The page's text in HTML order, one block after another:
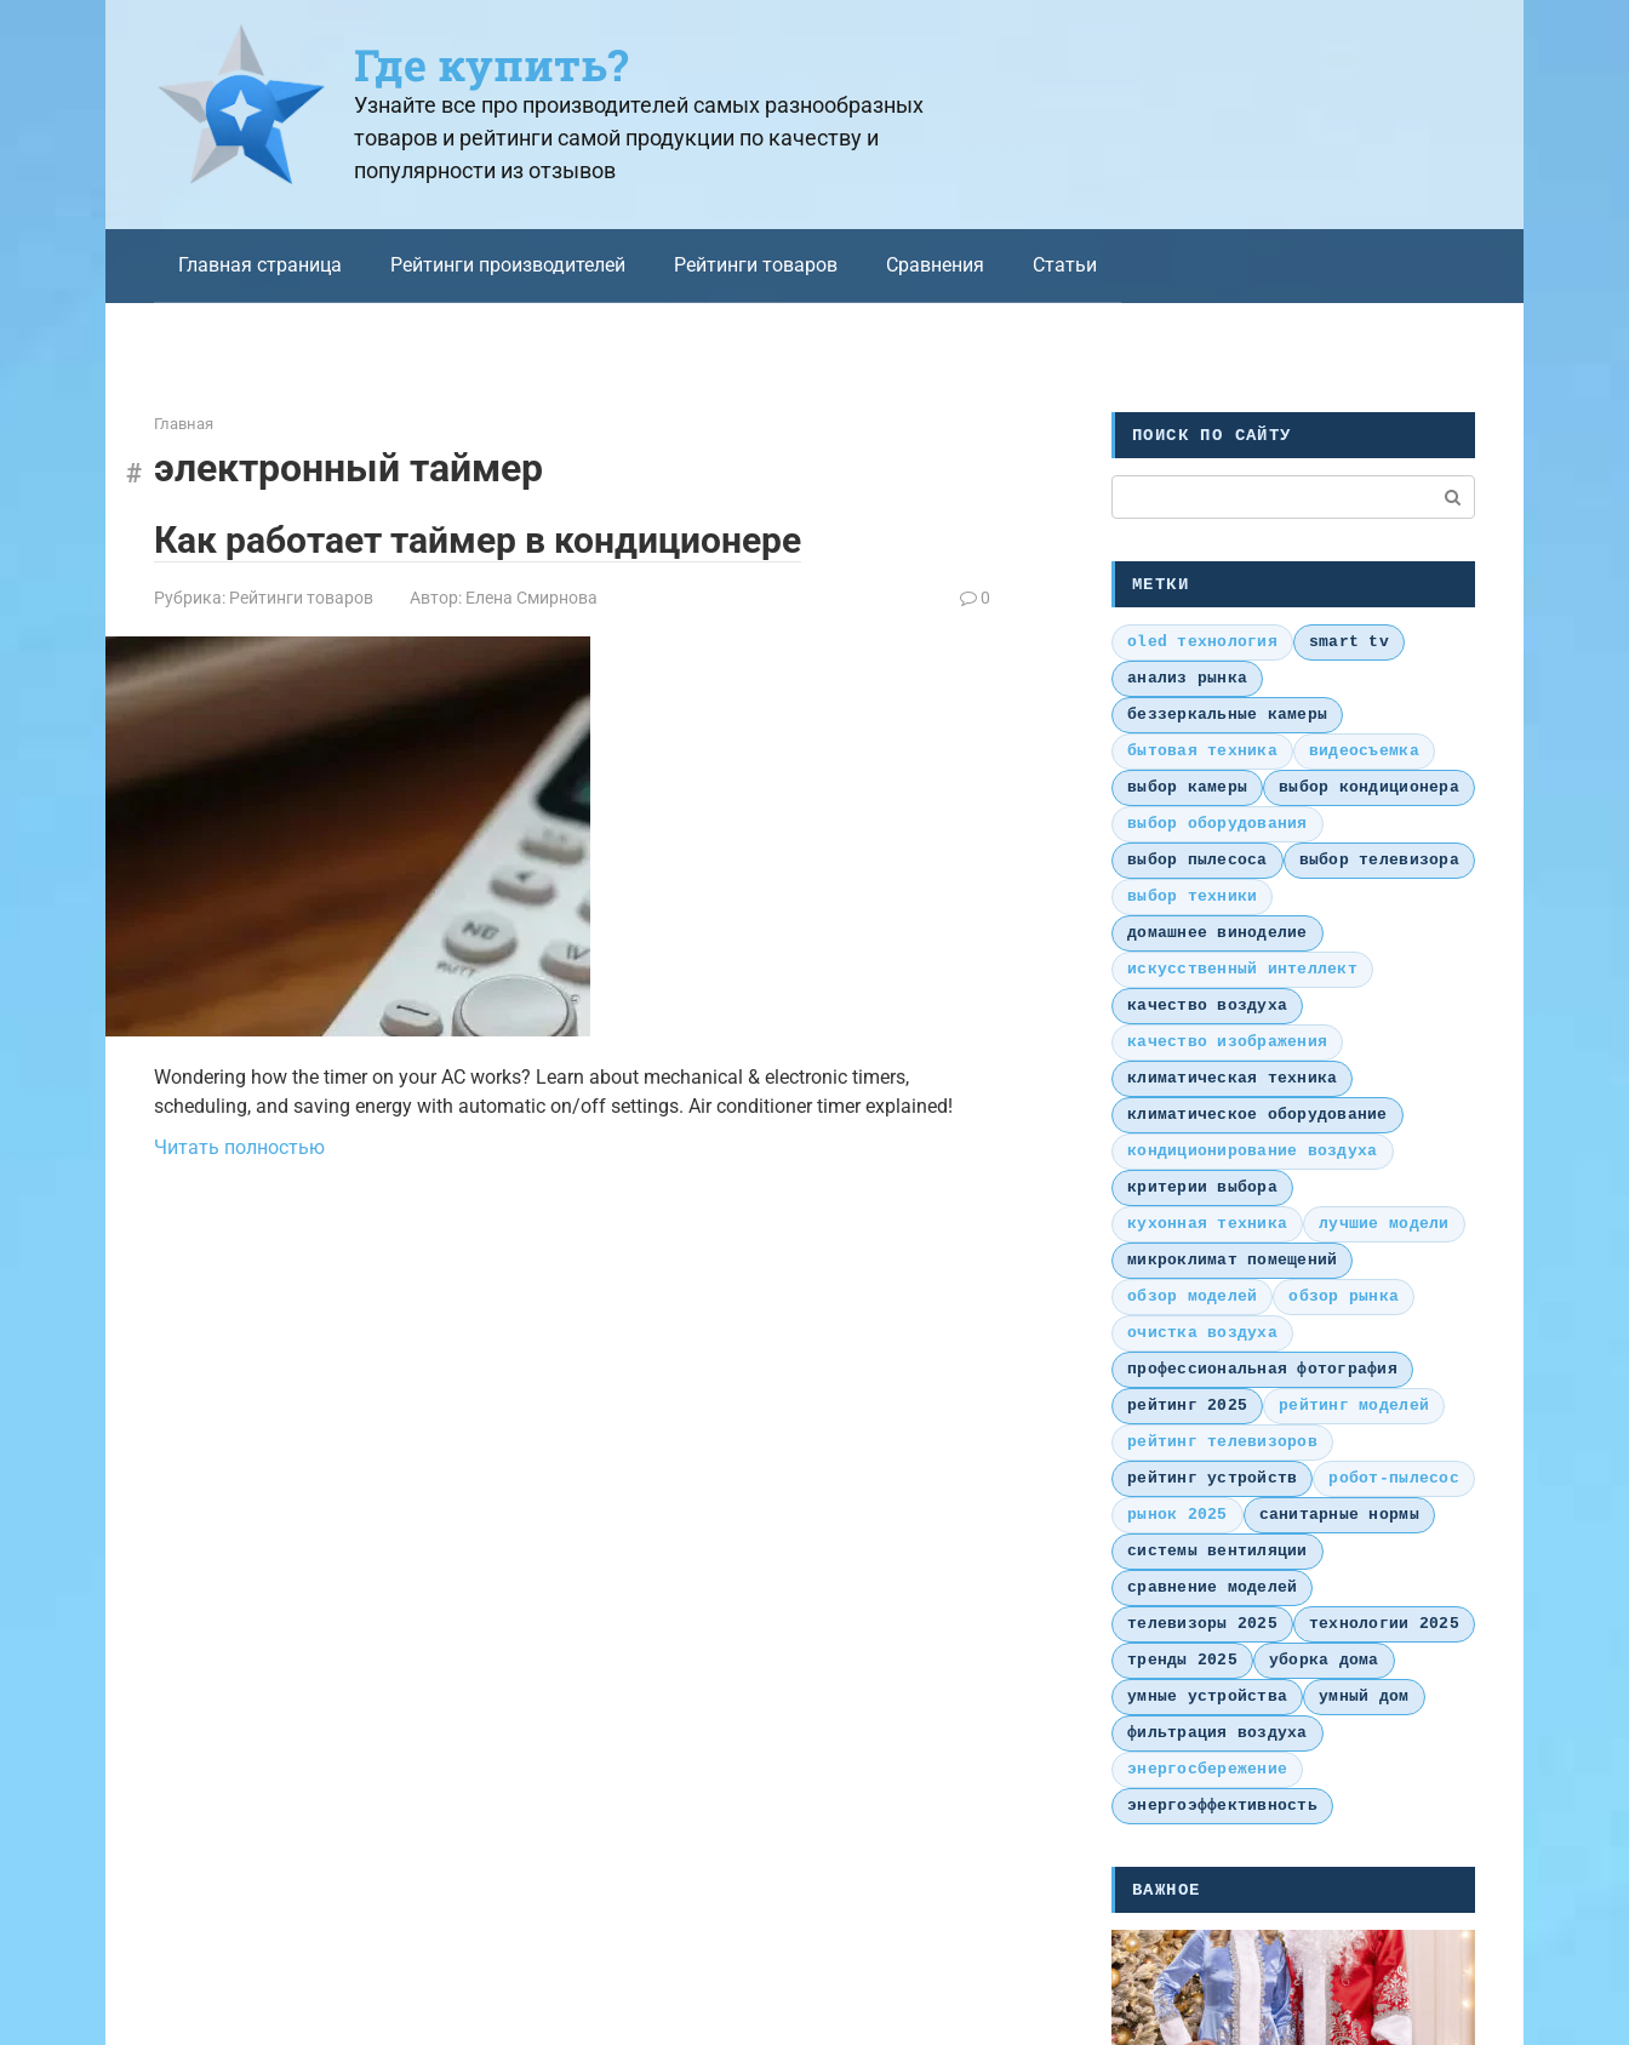
Где купить?
Узнайте все про производителей самых разнообразных
товаров и рейтинги самой продукции по качеству и
популярности из отзывов
Главная страница Рейтинги производителей Рейтинги товаров Сравнения Статьи
Главная
электронный таймер
Как работает таймер в кондиционере
Рубрика: Рейтинги товаров Автор: Елена Смирнова 0
Wondering how the timer on your AC works? Learn about mechanical & electronic timers,
scheduling, and saving energy with automatic on/off settings. Air conditioner timer explained!
Читать полностью
ПОИСК ПО САЙТУ
МЕТКИ
oled технология
smart tv
анализ рынка
беззеркальные камеры
бытовая техника
видеосъемка
выбор камеры
выбор кондиционера
выбор оборудования
выбор пылесоса
выбор телевизора
выбор техники
домашнее виноделие
искусственный интеллект
качество воздуха
качество изображения
климатическая техника
климатическое оборудование
кондиционирование воздуха
критерии выбора
кухонная техника
лучшие модели
микроклимат помещений
обзор моделей
обзор рынка
очистка воздуха
профессиональная фотография
рейтинг 2025
рейтинг моделей
рейтинг телевизоров
рейтинг устройств
робот-пылесос
рынок 2025
санитарные нормы
системы вентиляции
сравнение моделей
телевизоры 2025
технологии 2025
тренды 2025
уборка дома
умные устройства
умный дом
фильтрация воздуха
энергосбережение
энергоэффективность
ВАЖНОЕ